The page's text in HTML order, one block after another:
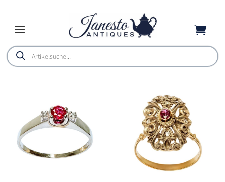

Products
search